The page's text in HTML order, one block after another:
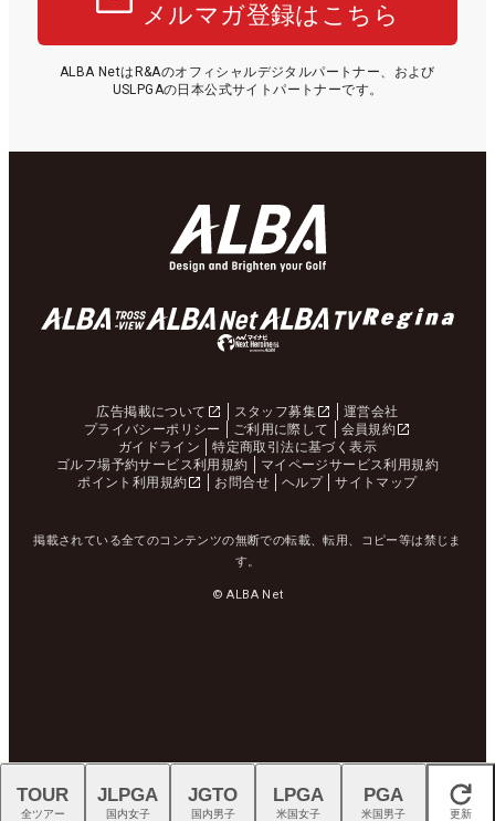
メルマガ登録はこちら
ALBA NetはR&Aのオフィシャルデジタルパートナー、および
USLPGAの日本公式サイトパートナーです。
広告掲載について スタッフ募集
運営会社
プライバシーポリシー
ご利用に際して
会員規約
ガイドライン
特定商取引法に基づく表示
ゴルフ場予約サービス利用規約
マイページサービス利用規約
ポイント利用規約
お問合せ ヘルプ サイトマップ
掲載されている全てのコンテンツの無断での転載、転用、コピー等は禁じま
す。
© ALBA Net
閉じる
TOUR
全ツアー
JLPGA
国内女子
JGTO
国内男子
LPGA
米国女子
PGA
米国男子 更新